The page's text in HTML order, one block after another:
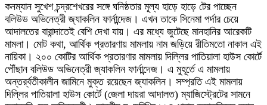
কনম্যান সুখেশ চন্দ্রশেখরের সঙ্গে ঘনিষ্ঠতার মূল্য হাড়ে হাড়ে টের পাচ্ছেন
বলিউড অভিনেত্রী জ্যাকলিন ফার্নান্দেজ। এখন তাকে সিনেমা পর্দার চেয়ে
আদালতের বারান্দাতেই বেশি দেখা যায়। এর মধ্যে জুটেছে মানহানির আরেকটি
মামলা। মোট কথা, আর্থিক প্রতারণায় মামলায় নাম জড়িয়ে রীতিমতো নাকাল এই
নায়িকা। ২০০ কোটির আর্থিক প্রতারণার মামলায় দিল্লির পাতিয়ালা হাউস কোর্টে
পৌঁছান বলিউড অভিনেত্রী জ্যাকলিন ফার্নান্দেজ। এ মুহূর্তে এ মামলায়
অন্তর্র্বতীকালীন জামিনে মুক্ত রয়েছেন জ্যাকলিন। সম্প্রতি এই মামলায়
দিল্লির পাতিয়ালা হাউস কোর্টে (জেলা দায়রা আদালত) ম্যাজিস্ট্রেটের সামনে